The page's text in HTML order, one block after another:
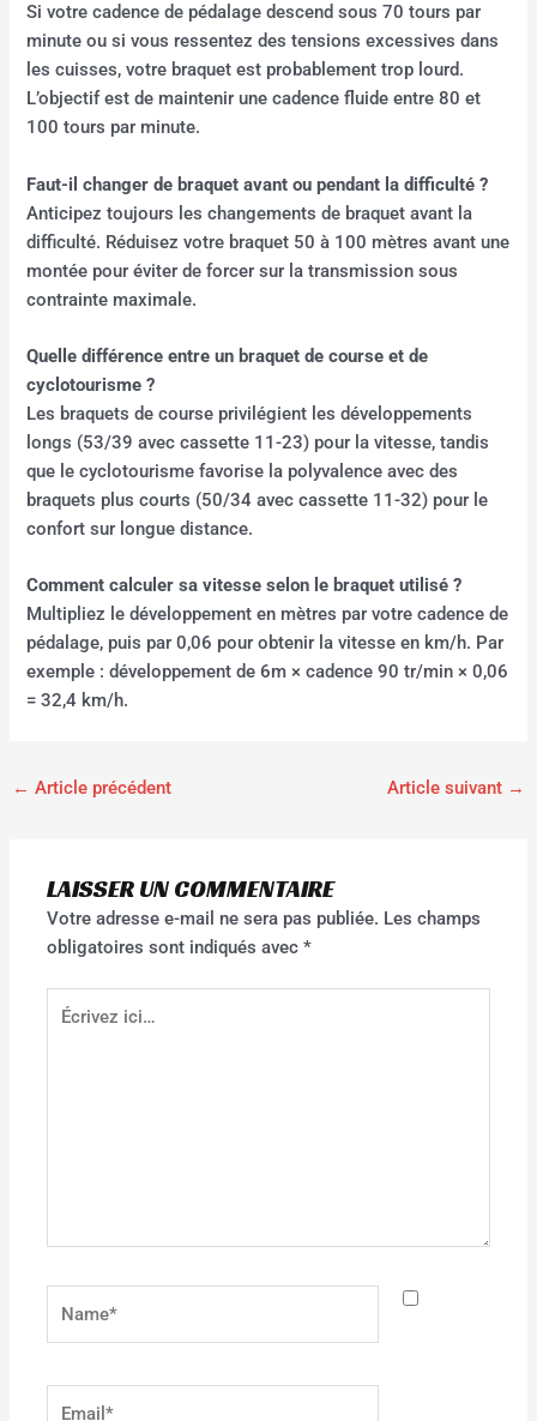
Si votre cadence de pédalage descend sous 70 tours par
minute ou si vous ressentez des tensions excessives dans
les cuisses, votre braquet est probablement trop lourd.
L’objectif est de maintenir une cadence fluide entre 80 et
100 tours par minute.
Faut-il changer de braquet avant ou pendant la difficulté ?
Anticipez toujours les changements de braquet avant la
difficulté. Réduisez votre braquet 50 à 100 mètres avant une
montée pour éviter de forcer sur la transmission sous
contrainte maximale.
Quelle différence entre un braquet de course et de
cyclotourisme ?
Les braquets de course privilégient les développements
longs (53/39 avec cassette 11-23) pour la vitesse, tandis
que le cyclotourisme favorise la polyvalence avec des
braquets plus courts (50/34 avec cassette 11-32) pour le
confort sur longue distance.
Comment calculer sa vitesse selon le braquet utilisé ?
Multipliez le développement en mètres par votre cadence de
pédalage, puis par 0,06 pour obtenir la vitesse en km/h. Par
exemple : développement de 6m × cadence 90 tr/min × 0,06
= 32,4 km/h.
← Article précédent Article suivant →
LAISSER UN COMMENTAIRE
Votre adresse e-mail ne sera pas publiée. Les champs
obligatoires sont indiqués avec*
Écrivez
ici…